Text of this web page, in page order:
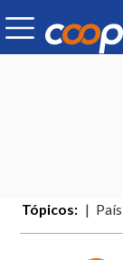
Tópicos: País